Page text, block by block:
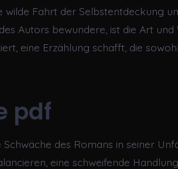
Fahrt der Selbstentdeckung
Autors bewundere, ist die Art und
eine Erzählung schafft, die
pdf
des Romans in seiner
eine schweifende